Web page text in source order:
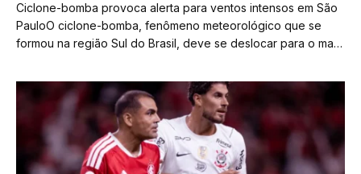
Ciclone-bomba provoca alerta para ventos intensos em São
PauloO ciclone-bomba, fenômeno meteorológico que se
formou na região Sul do Brasil, deve se deslocar para o mar,
Paulo a partir desta…